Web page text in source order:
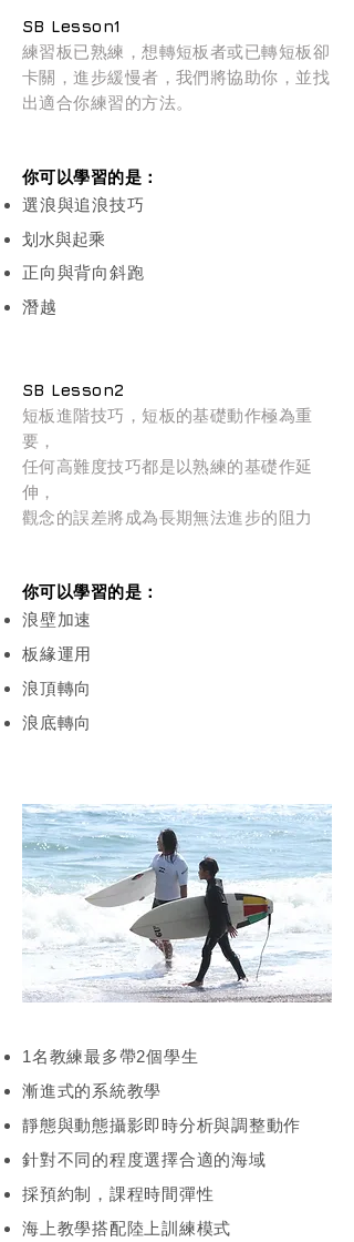
SB Lesson1
練習板已熟練，想轉短板者或已轉短板卻
卡關，進步緩慢者，我們將協助你，並找
出適合你練習的方法。
你可以學習的是：
選浪與追浪技巧
划水與起乘
正向與背向斜跑
潛越
SB Lesson2
短板進階技巧，短板的基礎動作極為重
要，
任何高難度技巧都是以熟練的基礎作延
伸，
觀念的誤差將成為長期無法進步的阻力
你可以學習的是：
​浪壁加速
板緣運用
浪頂轉向
浪底轉向
1名教練最多帶2個學生
漸進式的系統教學
靜態與動態攝影即時分析與調整動作
針對不同的程度選擇合適的海域
採預約制，課程時間彈性
海上教學搭配陸上訓練模式